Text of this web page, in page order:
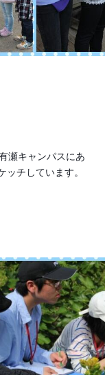
瀬キャンパスにあ
チしています。